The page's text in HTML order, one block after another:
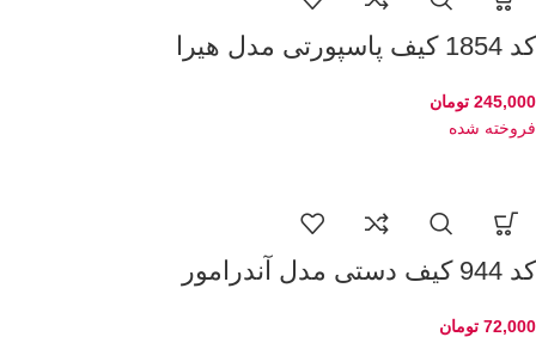
کد 1854 کیف پاسپورتی مدل هیرا
245,000 تومان
فروخته شده
کد 944 کیف دستی مدل آندرامور
72,000 تومان